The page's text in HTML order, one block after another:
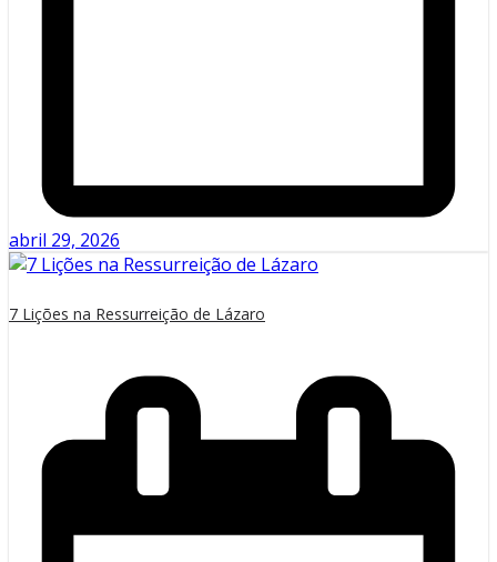
abril 29, 2026
7 Lições na Ressurreição de Lázaro